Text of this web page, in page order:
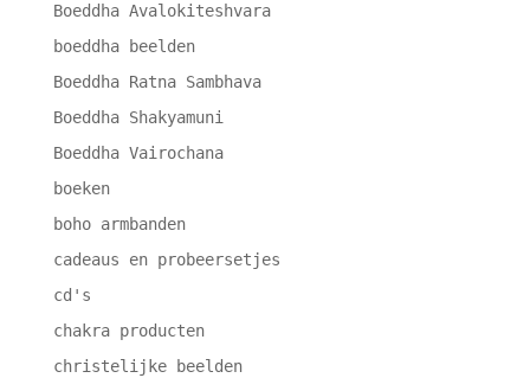
Boeddha Avalokiteshvara
boeddha beelden
Boeddha Ratna Sambhava
Boeddha Shakyamuni
Boeddha Vairochana
boeken
boho armbanden
cadeaus en probeersetjes
cd's
chakra producten
christelijke beelden